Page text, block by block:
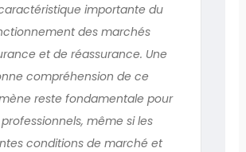
importante du
des marchés
et de réassurance. Une
compréhension de ce
reste fondamentale pour
même si les
conditions de marché et